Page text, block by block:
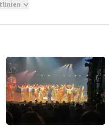
von echten Kunden.
dauern, bis eine